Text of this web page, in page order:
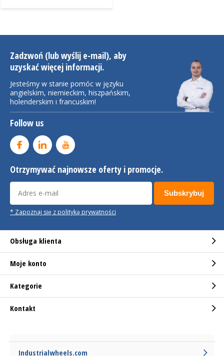
Zadzwoń (lub wyślij e-mail), aby
uzyskać więcej informacji.
Jesteśmy w stanie pomóc w języku
angielskim, niemieckim, hiszpańskim,
holenderskim i francuskim!
Follow us
Otrzymywać najnowsze oferty i promocje.
Subskrybuj
* Zapoznaj się z polityką prywatności
Obsługa klienta
Moje konto
Kategorie
Kontakt
Industrialwheels.com